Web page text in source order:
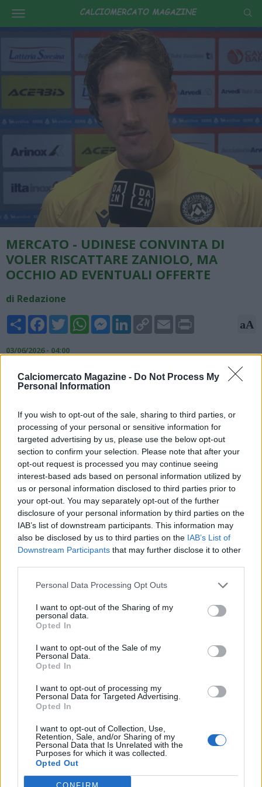
Calciomercato Magazine - Do Not Process My
Personal Information
If you wish to opt-out of the sale, sharing to third parties, or
processing of your personal or sensitive information for
targeted advertising by us, please use the below opt-out
section to confirm your selection. Please note that after your
opt-out request is processed you may continue seeing
interest-based ads based on personal information utilized by
us or personal information disclosed to third parties prior to
your opt-out. You may separately opt-out of the further
disclosure of your personal information by third parties on the
IAB’s list of downstream participants. This information may
also be disclosed by us to third parties on the IAB’s List of
Downstream Participants that may further disclose it to other
Personal Data Processing Opt Outs
I want to opt-out of the Sharing of my
personal data.
Opted In
I want to opt-out of the Sale of my
Personal Data.
Opted In
I want to opt-out of processing my
Personal Data for Targeted Advertising.
Opted In
I want to opt-out of Collection, Use,
Retention, Sale, and/or Sharing of my
Personal Data that Is Unrelated with the
Purposes for which it was collected.
Opted Out
MERCATO - UDINESE CONVINTA DI
VOLER RISCATTARE ZANIOLO, MA
OCCHIO AD EVENTUALI OFFERTE
di Redazione
Share FacebookTwitterWhatsAppMessengerLinkedInCopy
Link
Email aA
03/06/2026 - 04:00
Fabrizio Romano, giornalista, fa il punto sul futuro di Niccolò
Zaniolo. Il trequartista è quasi certo della sua permanenza
Galatasaray. La decisione finale sarà legata esclusivamente
alle eventuali offerte che arriveranno nelle prossime
settimane. In questo momento, infatti, il club bianconero
valuta con attenzione ogni possibile scenario di mercato,
mantenendo aperta la possibilità di confermare il giocatore
anche oltre l’attuale situazione contrattuale.
VAI ALLA VERSIONE CLASSICA
Il materiale (testo, foto e video) consultabile in questo portale è di nostra proprietà.
Alcune foto (screenshot) ed articoli presenti su "Calciomercato Magazine" sono in parte
giunti da internet, in quanto arrivati alla nostra attenzione attraverso regolari
comunicati stampa con immagini e testi allegati ed autorizzati alla pubblicazione, e
quindi valutati di pubblico dominio. Se i soggetti o gli autori avessero qualcosa in
contrario alla pubblicazione, non avranno che da segnalarlo alla redazione (indirizzo